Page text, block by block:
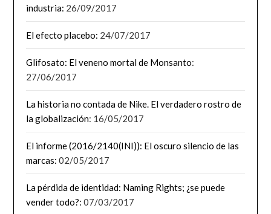
industria: 26/09/2017
El efecto placebo: 24/07/2017
Glifosato: El veneno mortal de Monsanto:
27/06/2017
La historia no contada de Nike. El verdadero rostro de
la globalización: 16/05/2017
El informe (2016/2140(INI)): El oscuro silencio de las
marcas: 02/05/2017
La pérdida de identidad: Naming Rights; ¿se puede
vender todo?: 07/03/2017